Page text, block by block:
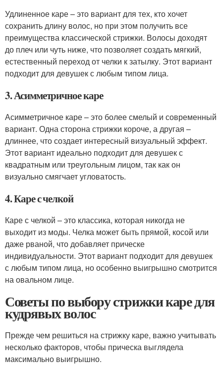
Удлиненное каре – это вариант для тех, кто хочет
сохранить длину волос, но при этом получить все
преимущества классической стрижки. Волосы доходят
до плеч или чуть ниже, что позволяет создать мягкий,
естественный переход от челки к затылку. Этот вариант
подходит для девушек с любым типом лица.
3. Асимметричное каре
Асимметричное каре – это более смелый и современный
вариант. Одна сторона стрижки короче, а другая –
длиннее, что создает интересный визуальный эффект.
Этот вариант идеально подходит для девушек с
квадратным или треугольным лицом, так как он
визуально смягчает угловатость.
4. Каре с челкой
Каре с челкой – это классика, которая никогда не
выходит из моды. Челка может быть прямой, косой или
даже рваной, что добавляет прическе
индивидуальности. Этот вариант подходит для девушек
с любым типом лица, но особенно выигрышно смотрится
на овальном лице.
Советы по выбору стрижки каре для
кудрявых волос
Прежде чем решиться на стрижку каре, важно учитывать
несколько факторов, чтобы прическа выглядела
максимально выигрышно.